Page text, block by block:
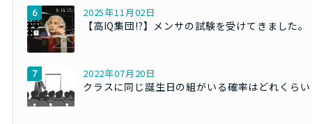
2025年11月02日
【高IQ集団!?】メンサの試験を受けてきました。
2022年07月20日
クラスに同じ誕生日の組がいる確率はどれくら